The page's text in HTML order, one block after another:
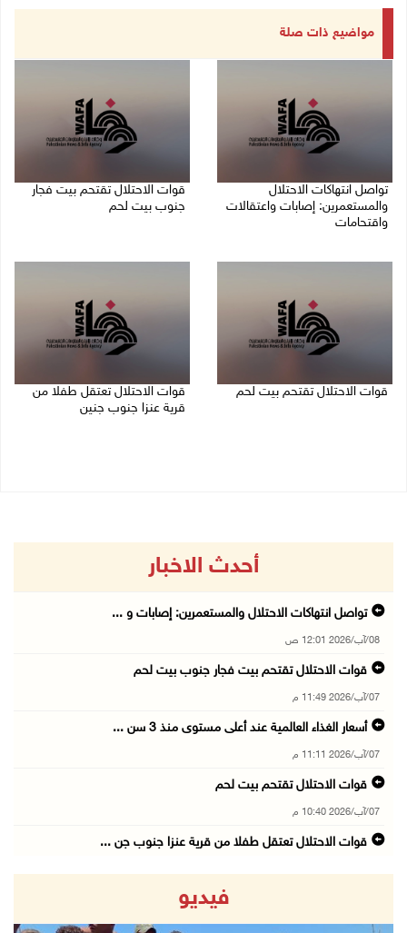
مواضيع ذات صلة
تواصل انتهاكات الاحتلال
والمستعمرين: إصابات واعتقالات
واقتحامات
قوات الاحتلال تقتحم بيت فجار
جنوب بيت لحم
قوات الاحتلال تقتحم بيت لحم
قوات الاحتلال تعتقل طفلا من
قرية عنزا جنوب جنين
أحدث الاخبار
تواصل انتهاكات الاحتلال والمستعمرين: إصابات و ...
08/آب/2026 12:01 ص
قوات الاحتلال تقتحم بيت فجار جنوب بيت لحم
07/آب/2026 11:49 م
أسعار الغذاء العالمية عند أعلى مستوى منذ 3 سن ...
07/آب/2026 11:11 م
قوات الاحتلال تقتحم بيت لحم
07/آب/2026 10:40 م
قوات الاحتلال تعتقل طفلا من قرية عنزا جنوب جن ...
قوات الاحتلال تغلق مداخل يعبد جنوب غرب جنين
07/آب/2026 10:15 م
فيديو